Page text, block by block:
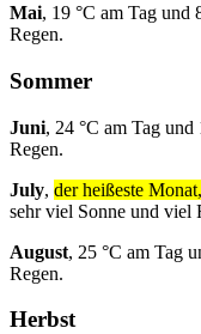
Mai, 19 °C am Tag und
Regen.
Sommer
Juni, 24 °C am Tag
Regen.
July, der heißeste Monat,
sehr viel Sonne und viel
August, 25 °C am Tag
Regen.
Herbst